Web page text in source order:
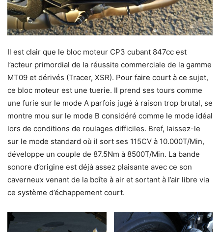
Il est clair que le bloc moteur CP3 cubant 847cc est
l’acteur primordial de la réussite commerciale de la gamme
MT09 et dérivés (Tracer, XSR). Pour faire court à ce sujet,
ce bloc moteur est une tuerie. Il prend ses tours comme
une furie sur le mode A parfois jugé à raison trop brutal, se
montre mou sur le mode B considéré comme le mode idéal
lors de conditions de roulages difficiles. Bref, laissez-le
sur le mode standard où il sort ses 115CV à 10.000T/Min,
développe un couple de 87.5Nm à 8500T/Min. La bande
sonore d’origine est déjà assez plaisante avec ce son
caverneux venant de la boîte à air et sortant à l’air libre via
ce système d’échappement court.